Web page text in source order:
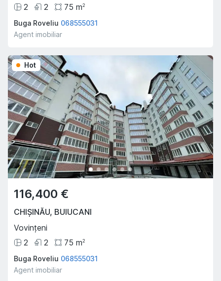
2
2 75 m2
Buga Roveliu 068555031
Agent imobiliar
Hot
116,400 €
CHIȘINĂU, BUIUCANI
Vovințeni
2
2 75 m2
Buga Roveliu 068555031
Agent imobiliar